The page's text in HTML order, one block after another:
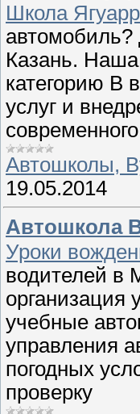
Школа
автомобиль?
Казань. Наша
категорию В
услуг и
Автошколы,
19.05.2014
Автошкола
Уроки
водителей в
организация
учебные
управления
погодных
проверку